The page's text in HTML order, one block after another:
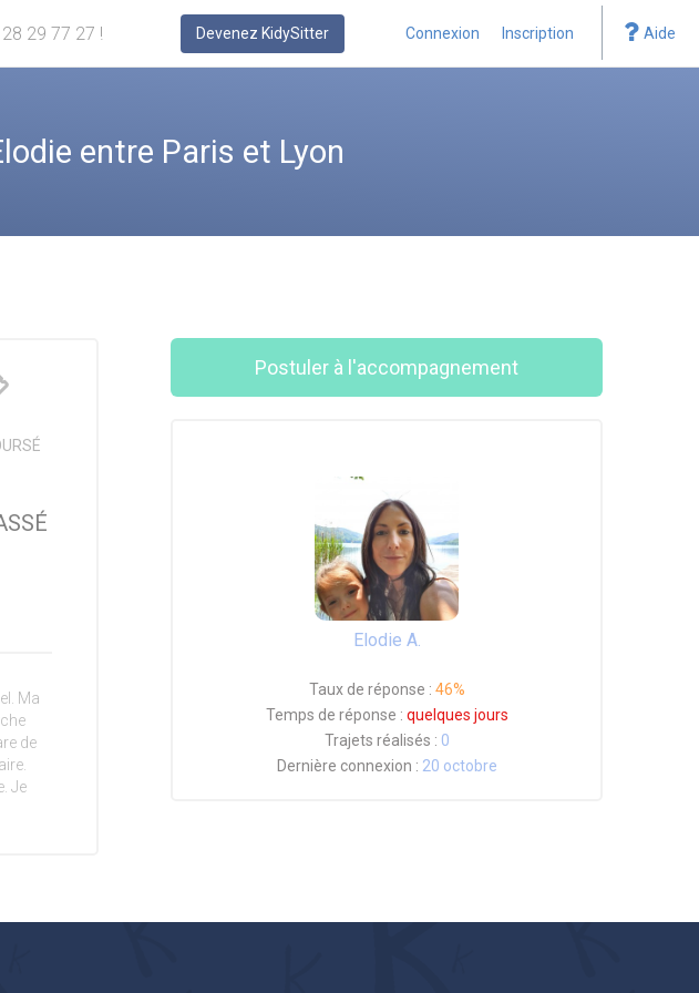
29 77 27 ! Devenez KidySitter Connexion Inscription Aide
entre Paris et Lyon
Ma
de
Je
Postuler à l'accompagnement
Elodie A.
Taux de réponse : 46%
Temps de réponse : quelques jours
Trajets réalisés : 0
Dernière connexion : 20 octobre